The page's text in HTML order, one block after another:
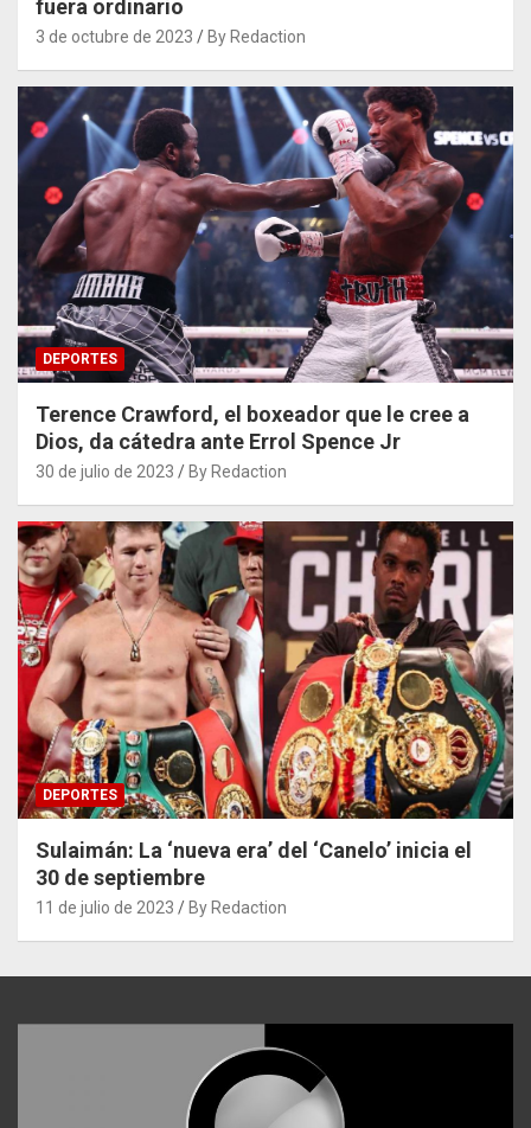
fuera ordinario
3 de octubre de 2023 By Redaction
DEPORTES
Terence Crawford, el boxeador que le cree a
Dios, da cátedra ante Errol Spence Jr
30 de julio de 2023 By Redaction
DEPORTES
Sulaimán: La ‘nueva era’ del ‘Canelo’ inicia el
30 de septiembre
11 de julio de 2023 By Redaction